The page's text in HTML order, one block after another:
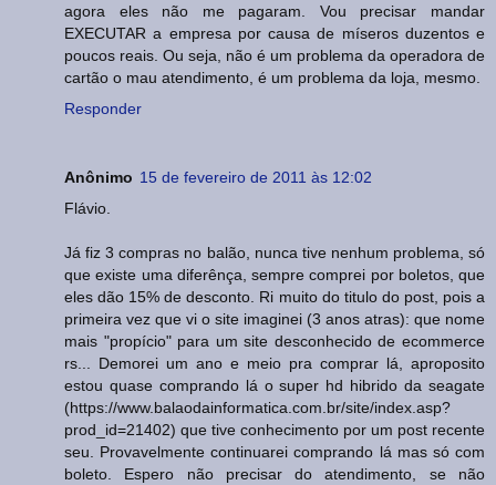
agora eles não me pagaram. Vou precisar mandar
EXECUTAR a empresa por causa de míseros duzentos e
poucos reais. Ou seja, não é um problema da operadora de
cartão o mau atendimento, é um problema da loja, mesmo.
Responder
Anônimo 15 de fevereiro de 2011 às 12:02
Flávio.
Já fiz 3 compras no balão, nunca tive nenhum problema, só
que existe uma diferênça, sempre comprei por boletos, que
eles dão 15% de desconto. Ri muito do titulo do post, pois a
primeira vez que vi o site imaginei (3 anos atras): que nome
mais "propício" para um site desconhecido de ecommerce
rs... Demorei um ano e meio pra comprar lá, aproposito
estou quase comprando lá o super hd hibrido da seagate
(https://www.balaodainformatica.com.br/site/index.asp?
prod_id=21402) que tive conhecimento por um post recente
seu. Provavelmente continuarei comprando lá mas só com
boleto. Espero não precisar do atendimento, se não